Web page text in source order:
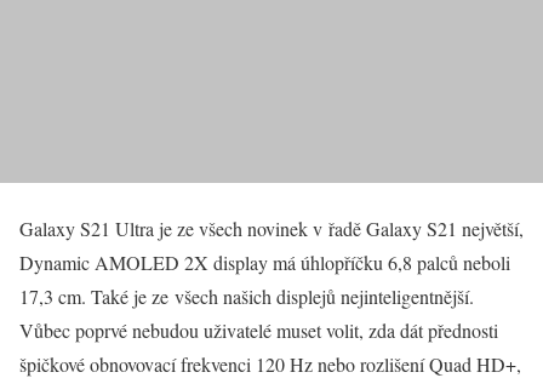
Galaxy S21 Ultra je ze všech novinek v řadě Galaxy S21 největší,
Dynamic AMOLED 2X display má úhlopříčku 6,8 palců neboli
17,3 cm. Také je ze všech našich displejů nejinteligentnější.
Vůbec poprvé nebudou uživatelé muset volit, zda dát přednosti
špičkové obnovovací frekvenci 120 Hz nebo rozlišení Quad HD+,